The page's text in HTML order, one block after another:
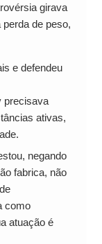
girava
de peso,
e defendeu
precisava
ativas,
negando
fabrica, não
como
atuação é